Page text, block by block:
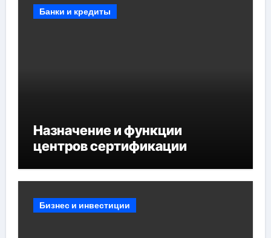
Банки и кредиты
Назначение и функции
центров сертификации
Бизнес и инвестиции